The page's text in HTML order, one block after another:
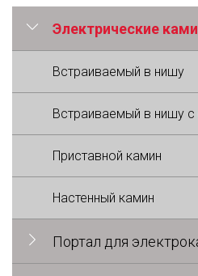
Электрические
Встраиваемый в нишу
Встраиваемый в нишу
Приставной камин
Настенный камин
Портал для